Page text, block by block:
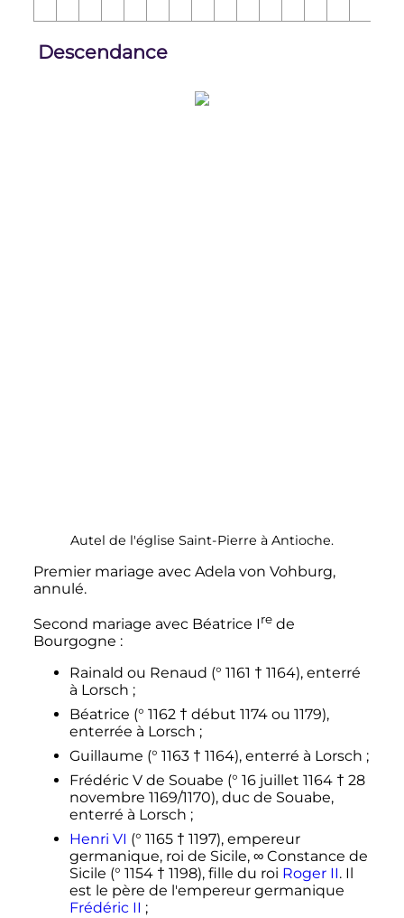
Descendance
Autel de l'église Saint-Pierre à Antioche.
Premier mariage avec Adela von Vohburg,
annulé.
Second mariage avec Béatrice Irede
Bourgogne :
Rainald ou Renaud (° 1161 † 1164), enterré
à Lorsch ;
Béatrice (° 1162 † début 1174 ou 1179),
enterrée à Lorsch ;
Guillaume (° 1163 † 1164), enterré à Lorsch ;
Frédéric Vde Souabe (° 16 juillet 1164 † 28
novembre 1169/1170), duc de Souabe,
enterré à Lorsch ;
Henri VI (° 1165 † 1197), empereur
germanique, roi de Sicile, ∞ Constance de
Sicile (° 1154 † 1198), fille du roi Roger II. Il
est le père de l'empereur germanique
Frédéric II ;